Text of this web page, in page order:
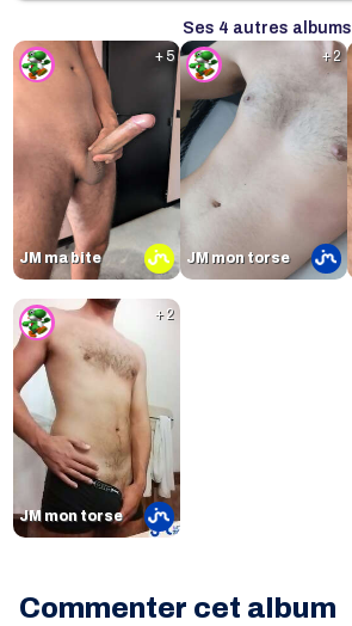
Ses 4 autres albums
+ 5
JM ma bite
+ 2
JM mon torse
+ 2
JM mon torse
Commenter cet album